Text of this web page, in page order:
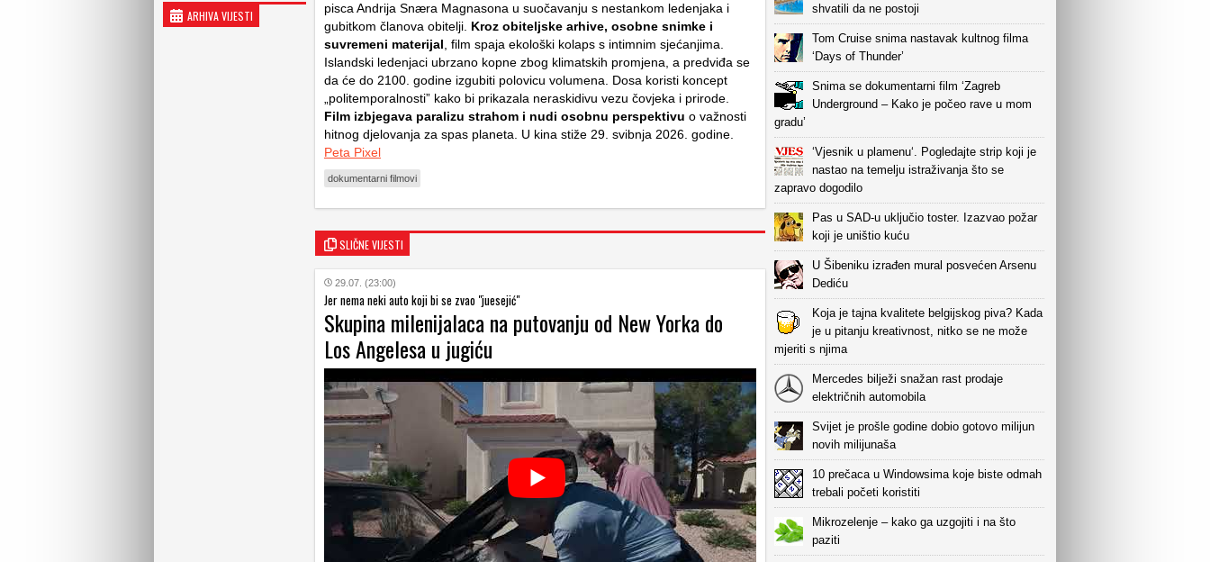
ARHIVA VIJESTI
pisca Andrija Snæra Magnasona u suočavanju s nestankom ledenjaka i
gubitkom članova obitelji. Kroz obiteljske arhive, osobne snimke i
suvremeni materijal , film spaja ekološki kolaps s intimnim sjećanjima.
Islandski ledenjaci ubrzano kopne zbog klimatskih promjena, a predviđa se
da će do 2100. godine izgubiti polovicu volumena. Dosa koristi koncept
„politemporalnosti” kako bi prikazala neraskidivu vezu čovjeka i prirode.
Film izbjegava paralizu strahom i nudi osobnu perspektivu o važnosti
hitnog djelovanja za spas planeta. U kina stiže 29. svibnja 2026. godine.
Peta Pixel
dokumentarni filmovi
SLIČNE VIJESTI
29.07. (23:00)
Jer nema neki auto koji bi se zvao "juesejić"
Skupina milenijalaca na putovanju od New Yorka do
Los Angelesa u jugiću
shvatili da ne postoji
Tom Cruise snima nastavak kultnog filma
‘Days of Thunder’
Snima se dokumentarni film ‘Zagreb
Underground – Kako je počeo rave u mom
gradu’
‘Vjesnik u plamenu‘. Pogledajte strip koji je
nastao na temelju istraživanja što se
zapravo dogodilo
Pas u SAD-u uključio toster. Izazvao požar
koji je uništio kuću
U Šibeniku izrađen mural posvećen Arsenu
Dediću
Koja je tajna kvalitete belgijskog piva? Kada
je u pitanju kreativnost, nitko se ne može
mjeriti s njima
Mercedes bilježi snažan rast prodaje
električnih automobila
Svijet je prošle godine dobio gotovo milijun
novih milijunaša
10 prečaca u Windowsima koje biste odmah
trebali početi koristiti
Mikrozelenje – kako ga uzgojiti i na što
paziti